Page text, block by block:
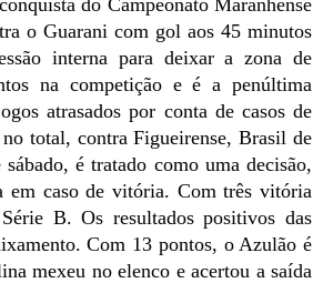
o Guarani com gol aos 45 minutos
interna para deixar a zona de
na competição e é a penúltima
atrasados por conta de casos de
total, contra Figueirense, Brasil de
é tratado como uma decisão,
em caso de vitória. Com três vitória
B. Os resultados positivos das
Com 13 pontos, o Azulão é
mexeu no elenco e acertou a saída